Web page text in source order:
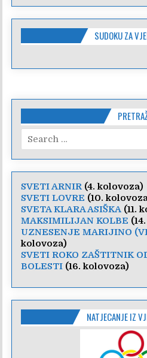
SUDOKU ZA
Search
for:
SVETI ARNIR(4. kolovoza)
SVETI LOVRE (10.
SVETA KLARA ASIŠKA (11.
MAKSIMILIJAN KOLBE
UZNESENJE MARIJINO
kolovoza)
SVETI ROKO ZAŠTITNIK
BOLESTI (16. kolovoza)
NATJECANJE IZ